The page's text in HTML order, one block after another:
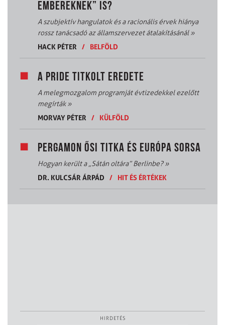
EMBEREKNEK” IS?
A szubjektív hangulatok és a racionális érvek hiánya
rossz tanácsadó az államszervezet átalakításánál»
HACK PÉTER
/ BELFÖLD
A PRIDE TITKOLT EREDETE
A melegmozgalom programját évtizedekkel ezelőtt
megírták»
MORVAY PÉTER
/ KÜLFÖLD
PERGAMON ŐSI TITKA ÉS EURÓPA SORSA
Hogyan került a „Sátán oltára” Berlinbe?»
DR. KULCSÁR ÁRPÁD
/ HIT ÉS ÉRTÉKEK
HIRDETÉS